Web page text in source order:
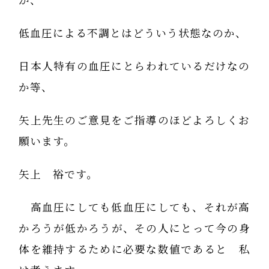
低血圧による不調とはどういう状態なのか、
日本人特有の血圧にとらわれているだけなの
か等、
矢上先生のご意見をご指導のほどよろしくお
願います。
矢上 裕です。
高血圧にしても低血圧にしても、それが高
かろうが低かろうが、その人にとって今の身
体を維持するために必要な数値であると 私